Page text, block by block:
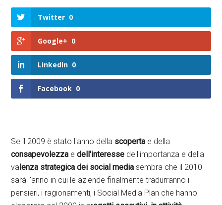
Twitter 0
Google+ 0
LinkedIn 0
Facebook 0
Se il 2009 è stato l'anno della scoperta e della
consapevolezza edell'interesse dell'importanza e della
va lenza strategica dei social mediasembra che il 2010
sarà l'anno in cui le aziende finalmente tradurranno i
pensieri, i ragionamenti, i Social Media Plan che hanno